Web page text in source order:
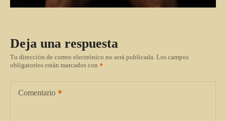
Deja una respuesta
Tu dirección de correo electrónico no será publicada. Los campos
obligatorios están marcados con
Comentario